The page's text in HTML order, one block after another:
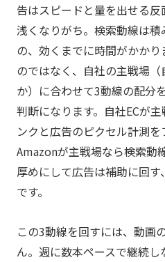
告はスピードと量を出せる
浅くなりがち。検索動線は
の、効くまでに時間がかか
のではなく、自社の主戦場
か）に合わせて3動線の配分
判断になります。自社ECが
ンクと広告のピクセル計測
Amazonが主戦場なら検索動
厚めにして広告は補助に回
です。
この3動線を回すには、動画
ん。週に数本ペースで継続